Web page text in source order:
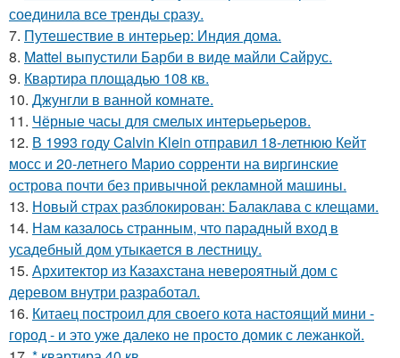
соединила все тренды сразу.
7. Путешествие в интерьер: Индия дома.
8. Mattel выпустили Барби в виде майли Сайрус.
9. Квартира площадью 108 кв.
10. Джунгли в ванной комнате.
11. Чёрные часы для смелых интерьерьеров.
12. В 1993 году Calvin Klein отправил 18-летнюю Кейт
мосс и 20-летнего Марио сорренти на виргинские
острова почти без привычной рекламной машины.
13. Новый страх разблокирован: Балаклава с клещами.
14. Нам казалось странным, что парадный вход в
усадебный дом утыкается в лестницу.
15. Архитектор из Казахстана невероятный дом с
деревом внутри разработал.
16. Китаец построил для своего кота настоящий мини -
город - и это уже далеко не просто домик с лежанкой.